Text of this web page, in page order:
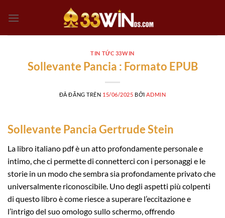
đến
TIN TỨC 33WIN
Sollevante Pancia : Formato EPUB
ĐÃ ĐĂNG TRÊN 15/06/2025 BỞI ADMIN
Sollevante Pancia Gertrude Stein
La libro italiano pdf è un atto profondamente personale e
intimo, che ci permette di connetterci con i personaggi e le
storie in un modo che sembra sia profondamente privato che
universalmente riconoscibile. Uno degli aspetti più colpenti
di questo libro è come riesce a superare l’eccitazione e
l’intrigo del suo omologo sullo schermo, offrendo